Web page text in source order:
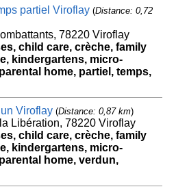
partiel Viroflay(Distance: 0,72
78220 Viroflay
child care, crèche, family
kindergartens, micro-
home, partiel, temps,
Viroflay(Distance: 0,87 km)
Libération, 78220 Viroflay
child care, crèche, family
kindergartens, micro-
home, verdun,